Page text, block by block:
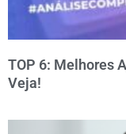
TOP 6: Melhores
Veja!